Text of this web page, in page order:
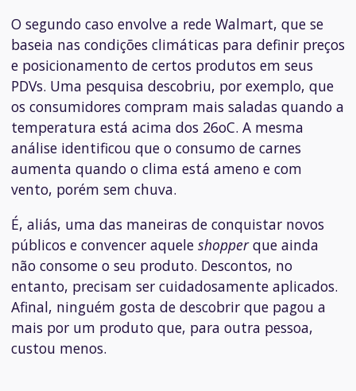
O segundo caso envolve a rede Walmart, que se
baseia nas condições climáticas para definir preços
e posicionamento de certos produtos em seus
PDVs. Uma pesquisa descobriu, por exemplo, que
os consumidores compram mais saladas quando a
temperatura está acima dos 26oC. A mesma
análise identificou que o consumo de carnes
aumenta quando o clima está ameno e com
vento, porém sem chuva.
É, aliás, uma das maneiras de conquistar novos
públicos e convencer aquele shopperque ainda
não consome o seu produto. Descontos, no
entanto, precisam ser cuidadosamente aplicados.
Afinal, ninguém gosta de descobrir que pagou a
mais por um produto que, para outra pessoa,
custou menos.